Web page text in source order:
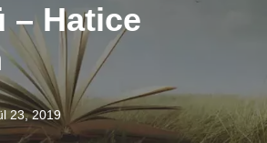
– Hatice
23, 2019